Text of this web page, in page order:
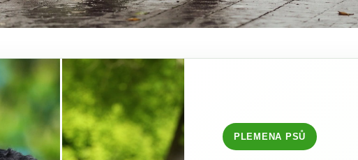
PLEMENA PSŮ